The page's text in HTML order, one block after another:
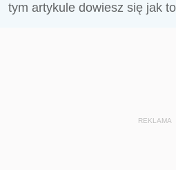
tym artykule dowiesz się jak
REKLAMA